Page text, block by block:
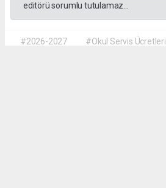
editörü sorumlu tutulamaz...
#2026-2027
#Okul Servis Ücretleri